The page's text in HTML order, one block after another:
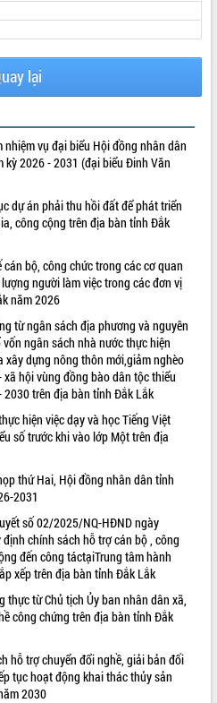
lại
nhiệm vụ đại biểu Hội đồng nhân dân
2026 - 2031 (đại biểu Đinh Văn
dự án phải thu hồi đất để phát triển
công cộng trên địa bàn tỉnh Đắk
bộ, công chức trong các cơ quan
người làm việc trong các đơn vị
năm 2026
từ ngân sách địa phương và nguyên
ngân sách nhà nước thực hiện
xây dựng nông thôn mới,giảm nghèo
hội vùng đồng bào dân tộc thiểu
trên địa bàn tỉnh Đắk Lắk
hiện việc dạy và học Tiếng Việt
số trước khi vào lớp Một trên địa
thứ Hai, Hội đồng nhân dân tỉnh
2031
số 02/2025/NQ-HĐND ngày
chính sách hỗ trợ cán bộ , công
đến công táctạiTrung tâm hành
xếp trên địa bàn tỉnh Đắk Lắk
thực từ Chủ tịch Ủy ban nhân dân xã,
công chứng trên địa bàn tỉnh Đắk
hỗ trợ chuyển đổi nghề, giải bản đối
tục hoạt động khai thác thủy sản
2030